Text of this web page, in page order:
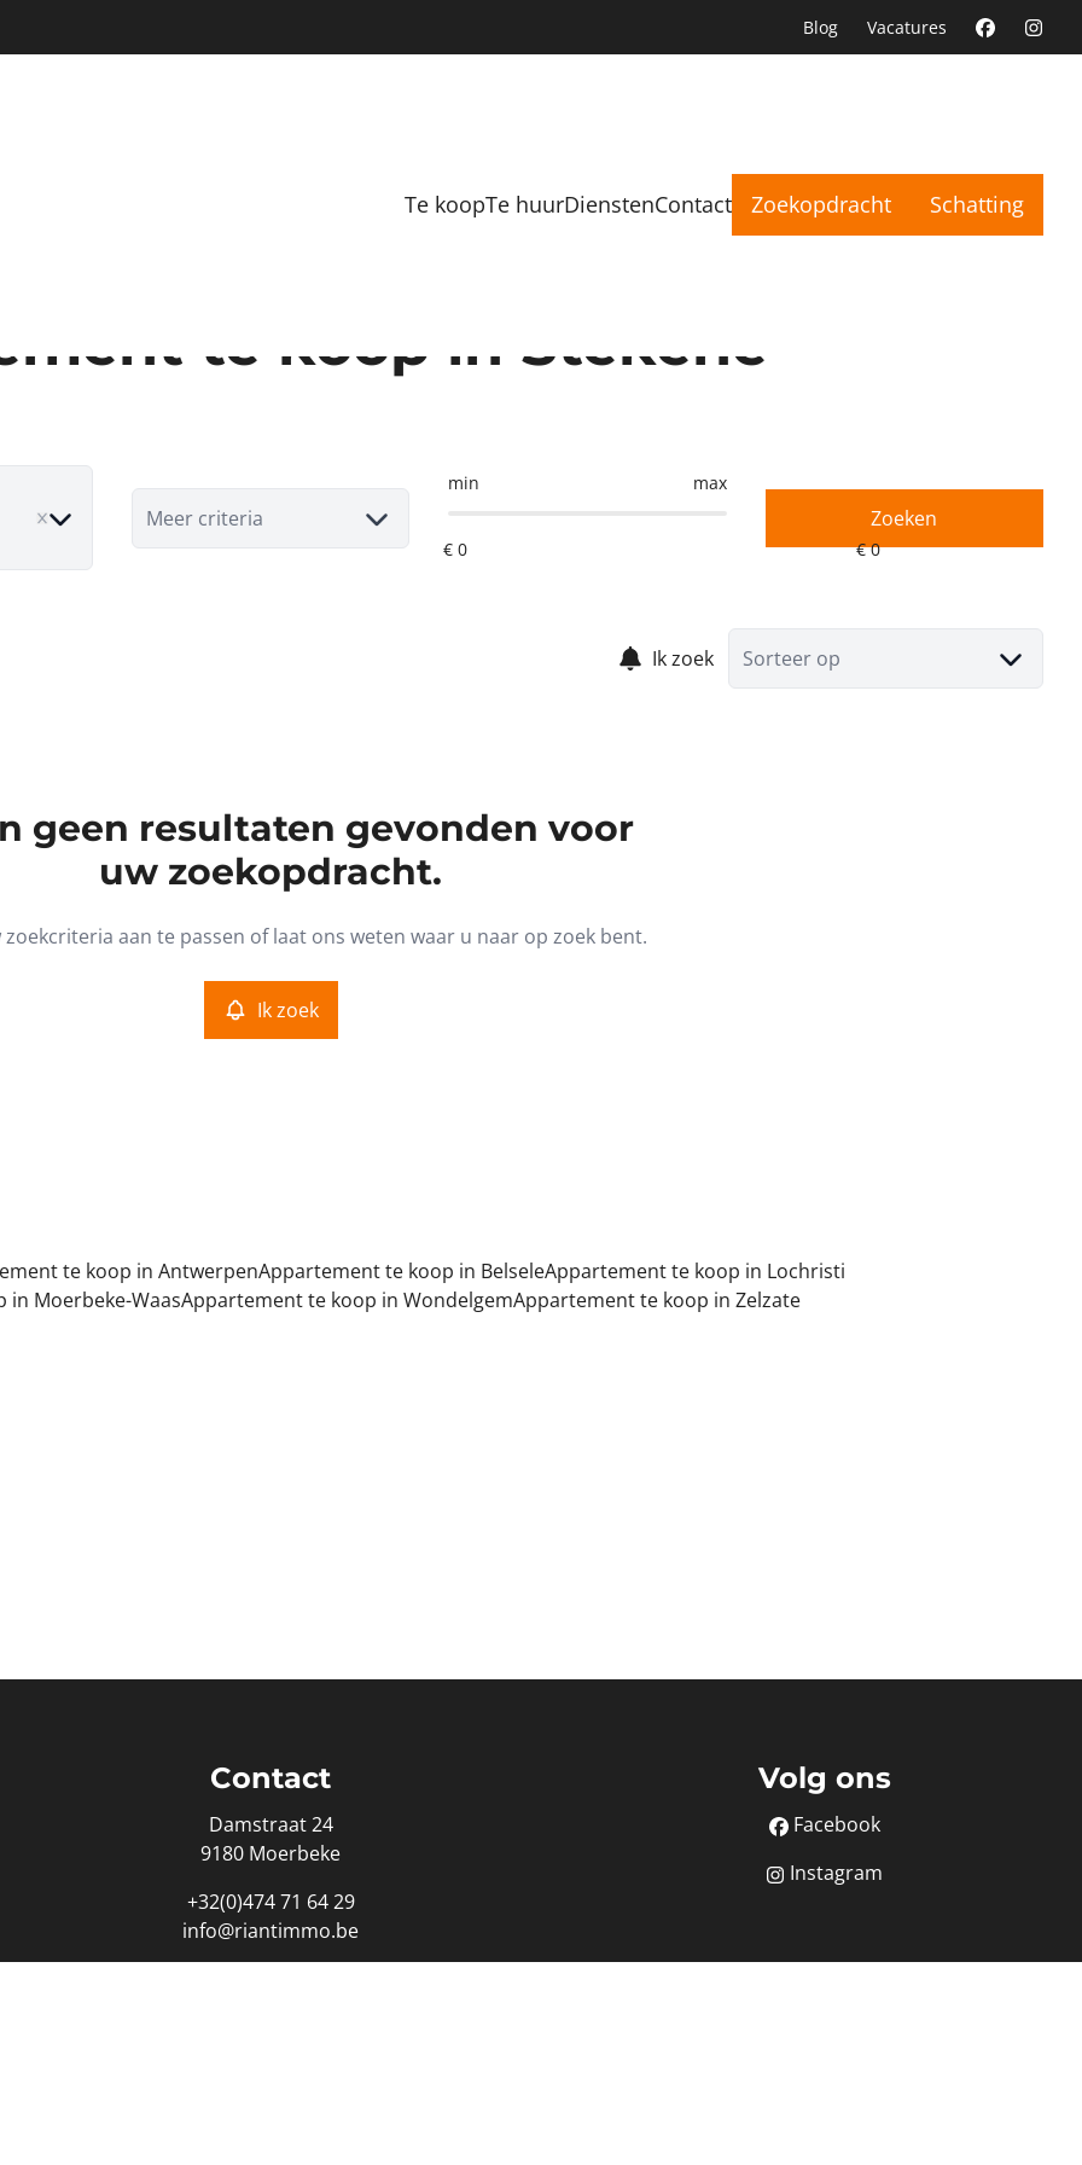
Blog Vacatures
Te koopTe huurDienstenContact Zoekopdracht Schatting
te koop in Stekene
Meer criteria
min max
Zoeken
Ik zoek Sorteer op
geen resultaten gevonden voor
uw zoekopdracht.
aan te passen of laat ons weten waar u naar op zoek bent.
Ik zoek
te koop in AntwerpenAppartement te koop in BelseleAppartement te koop in Lochristi
Moerbeke-WaasAppartement te koop in WondelgemAppartement te koop in Zelzate
Contact
Damstraat 24
9180 Moerbeke
+32(0)474 71 64 29
info@riantimmo.be
Volg ons
Facebook
Instagram